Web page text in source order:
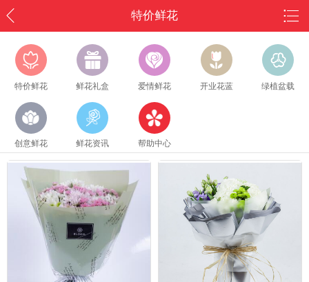
特价鲜花
特价鲜花 鲜花礼盒 爱情鲜花 开业花蓝 绿植盆载
创意鲜花 鲜花资讯 帮助中心